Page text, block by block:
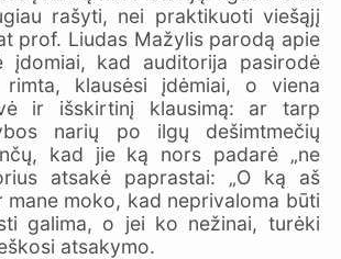
rašyti, nei praktikuoti viešąjį
prof. Liudas Mažylis parodą apie
įdomiai, kad auditorija pasirodė
klausėsi įdėmiai, o viena
ir išskirtinį klausimą: ar tarp
narių po ilgų dešimtmečių
kad jie ką nors padarė „ne
atsakė paprastai: „O ką aš
mane moko, kad neprivaloma būti
galima, o jei ko nežinai, turėki
atsakymo.